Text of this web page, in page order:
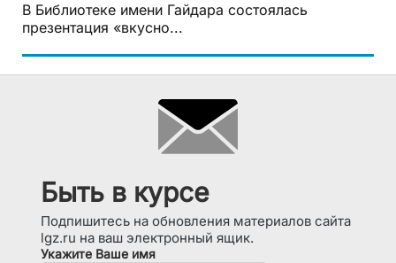
В Библиотеке имени Гайдара состоялась
презентация «вкусно...
Быть в курсе
Подпишитесь на обновления материалов сайта
lgz.ru на ваш электронный ящик.
Укажите Ваше имя